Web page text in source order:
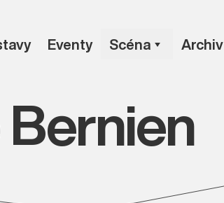
Eventy Scéna Archiv